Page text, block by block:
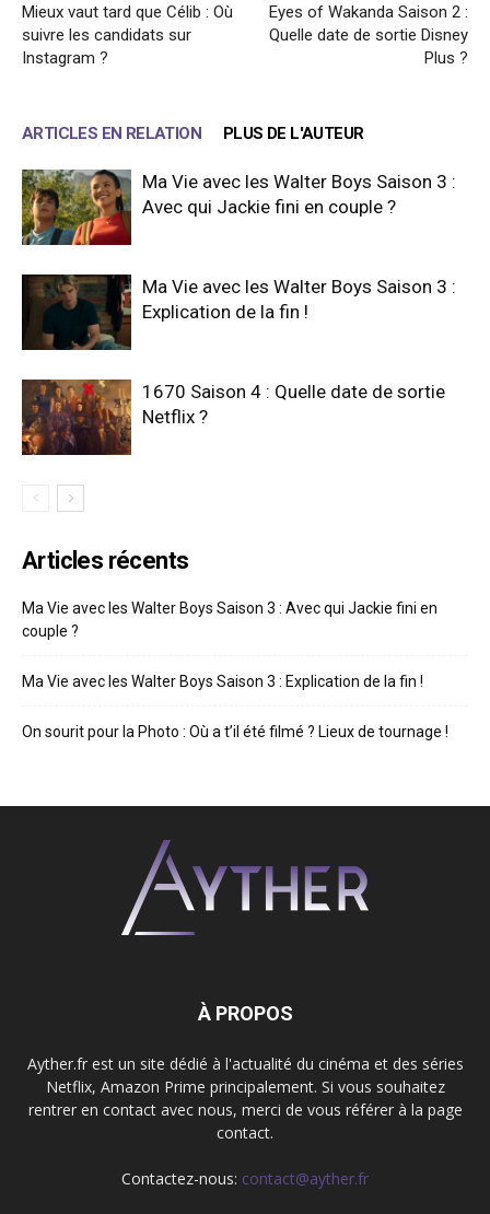
Mieux vaut tard que Célib : Où
suivre les candidats sur
Instagram ?
Eyes of Wakanda Saison 2 :
Quelle date de sortie Disney
Plus ?
ARTICLES EN RELATION PLUS DE L'AUTEUR
Ma Vie avec les Walter Boys Saison 3 :
Avec qui Jackie fini en couple ?
Ma Vie avec les Walter Boys Saison 3 :
Explication de la fin !
1670 Saison 4 : Quelle date de sortie
Netflix ?
Articles récents
Ma Vie avec les Walter Boys Saison 3 : Avec qui Jackie fini en
couple ?
Ma Vie avec les Walter Boys Saison 3 : Explication de la fin !
On sourit pour la Photo : Où a t’il été filmé ? Lieux de tournage !
À PROPOS
Ayther.fr est un site dédié à l'actualité du cinéma et des séries
Netflix, Amazon Prime principalement. Si vous souhaitez
rentrer en contact avec nous, merci de vous référer à la page
contact.
Contactez-nous: contact@ayther.fr